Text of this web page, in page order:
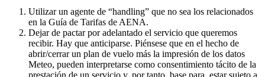
Utilizar un agente de “handling” que no sea los relacionados
en la Guía de Tarifas de AENA.
Dejar de pactar por adelantado el servicio que queremos
recibir. Hay que anticiparse. Piénsese que en el hecho de
abrir/cerrar un plan de vuelo más la impresión de los datos
Meteo, pueden interpretarse como consentimiento tácito de la
prestación de un servicio y, por tanto, base para estar sujeto a